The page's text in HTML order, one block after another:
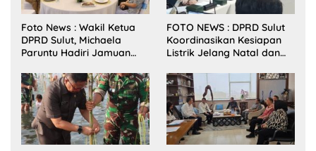
Foto News : Wakil Ketua
DPRD Sulut, Michaela
Paruntu Hadiri Jamuan
Sulut Bersama Wamenkes
RI
FOTO NEWS : DPRD Sulut
Koordinasikan Kesiapan
Listrik Jelang Natal dan